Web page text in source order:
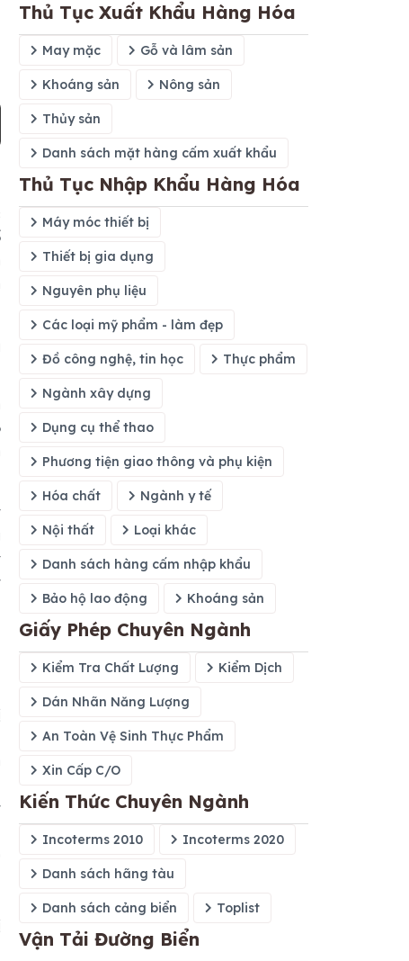
Thủ Tục Xuất Khẩu Hàng Hóa
May mặc Gỗ và lâm sản
Khoáng sản Nông sản
Thủy sản
Danh sách mặt hàng cấm xuất khẩu
Thủ Tục Nhập Khẩu Hàng Hóa
Máy móc thiết bị
Thiết bị gia dụng
Nguyên phụ liệu
Các loại mỹ phẩm - làm đẹp
Đồ công nghệ, tin học Thực phẩm
Ngành xây dựng
Dụng cụ thể thao
Phương tiện giao thông và phụ kiện
Hóa chất Ngành y tế
Nội thất Loại khác
Danh sách hàng cấm nhập khẩu
Bảo hộ lao động Khoáng sản
Giấy Phép Chuyên Ngành
Kiểm Tra Chất Lượng Kiểm Dịch
Dán Nhãn Năng Lượng
An Toàn Vệ Sinh Thực Phẩm
Xin Cấp C/O
Kiến Thức Chuyên Ngành
Incoterms 2010 Incoterms 2020
Danh sách hãng tàu
Danh sách cảng biển Toplist
Vận Tải Đường Biển